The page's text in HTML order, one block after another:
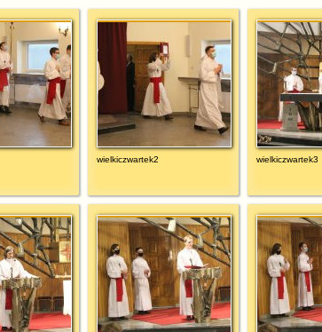
wielkiczwartek2 wielkiczwartek3